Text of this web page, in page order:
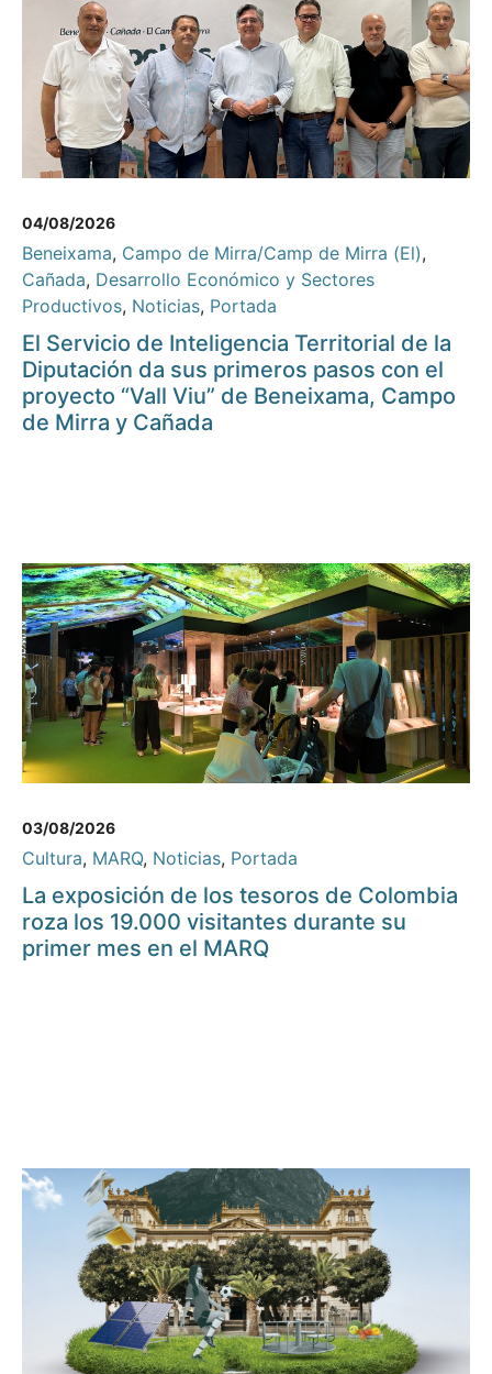
04/08/2026
Beneixama, Campo de Mirra/Camp de Mirra (El),
Cañada, Desarrollo Económico y Sectores
Productivos, Noticias, Portada
El Servicio de Inteligencia Territorial de la
Diputación da sus primeros pasos con el
proyecto “Vall Viu” de Beneixama, Campo
de Mirra y Cañada
03/08/2026
Cultura, MARQ, Noticias, Portada
La exposición de los tesoros de Colombia
roza los 19.000 visitantes durante su
primer mes en el MARQ